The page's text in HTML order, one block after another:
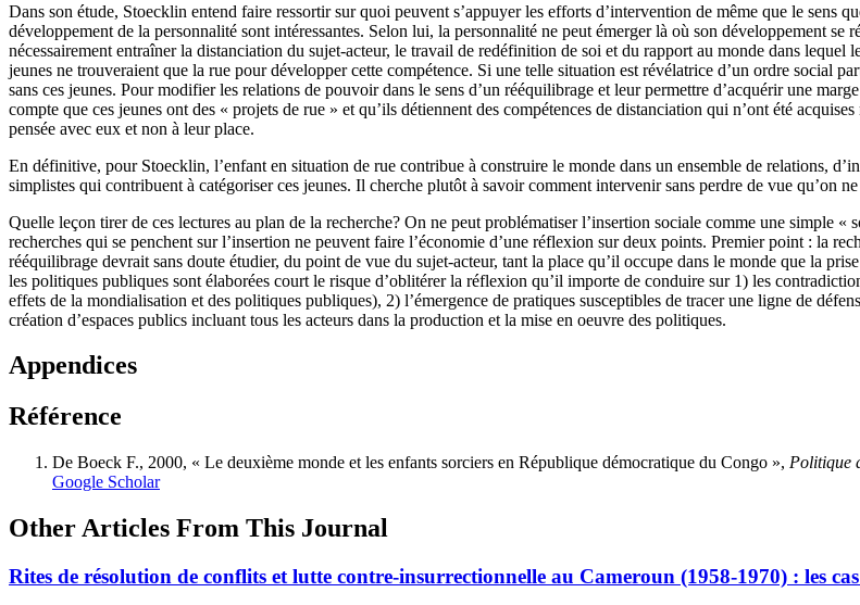
Dans son étude, Stoecklin entend faire ressortir sur quoi peuvent s’appuyer les efforts d’intervention de même que le sens
développement de la personnalité sont intéressantes. Selon lui, la personnalité ne peut émerger là où son développement
nécessairement entraîner la distanciation du sujet-acteur, le travail de redéfinition de soi et du rapport au monde dans lequel
jeunes ne trouveraient que la rue pour développer cette compétence. Si une telle situation est révélatrice d’un ordre social
sans ces jeunes. Pour modifier les relations de pouvoir dans le sens d’un rééquilibrage et leur permettre d’acquérir une
compte que ces jeunes ont des « projets de rue » et qu’ils détiennent des compétences de distanciation qui n’ont été
pensée avec eux et non à leur place.
En définitive, pour Stoecklin, l’enfant en situation de rue contribue à construire le monde dans un ensemble de relations,
simplistes qui contribuent à catégoriser ces jeunes. Il cherche plutôt à savoir comment intervenir sans perdre de vue qu’on
Quelle leçon tirer de ces lectures au plan de la recherche? On ne peut problématiser l’insertion sociale comme une simple
recherches qui se penchent sur l’insertion ne peuvent faire l’économie d’une réflexion sur deux points. Premier point : la
rééquilibrage devrait sans doute étudier, du point de vue du sujet-acteur, tant la place qu’il occupe dans le monde que la
les politiques publiques sont élaborées court le risque d’oblitérer la réflexion qu’il importe de conduire sur 1) les
effets de la mondialisation et des politiques publiques), 2) l’émergence de pratiques susceptibles de tracer une ligne de
création d’espaces publics incluant tous les acteurs dans la production et la mise en oeuvre des politiques.
Appendices
Référence
De Boeck F., 2000, « Le deuxième monde et les enfants sorciers en République démocratique du Congo », Politique
Google Scholar
Other Articles From This Journal
Rites de résolution de conflits et lutte contre-insurrectionnelle au Cameroun (1958-1970) : les